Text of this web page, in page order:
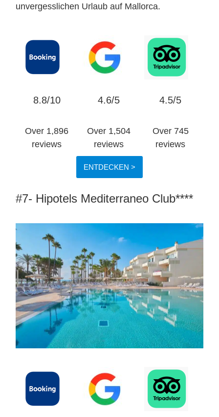
unvergesslichen Urlaub auf Mallorca.
8.8/10
Over 1,896
reviews
4.6/5
Over 1,504
reviews
4.5/5
Over 745
reviews
ENTDECKEN >
#7- Hipotels Mediterraneo Club****